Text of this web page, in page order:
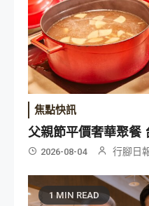
焦點快訊
父親節平價奢華聚餐
2026-08-04 行腳日
1 MIN READ